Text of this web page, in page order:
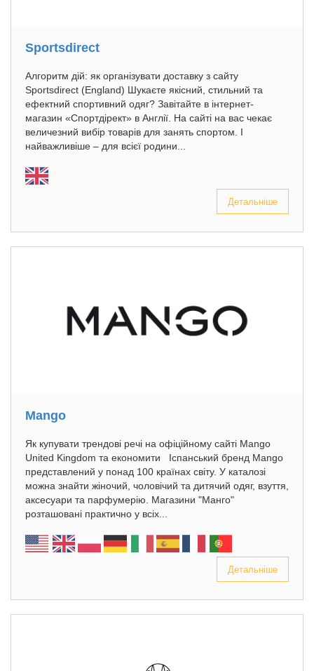
Sportsdirect
Алгоритм дій: як організувати доставку з сайту
Sportsdirect (England) Шукаєте якісний, стильний та
ефектний спортивний одяг? Завітайте в інтернет-
магазин «Спортдірект» в Англії. На сайті на вас чекає
величезний вибір товарів для занять спортом. І
найважливіше – для всієї родини...
Детальніше
Mango
Як купувати трендові речі на офіційному сайті Mango
United Kingdom та економити Іспанський бренд Mango
представлений у понад 100 країнах світу. У каталозі
можна знайти жіночий, чоловічий та дитячий одяг, взуття,
аксесуари та парфумерію. Магазини "Манго"
розташовані практично у всіх...
Детальніше